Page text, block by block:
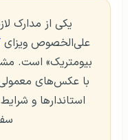
یکی از مدارک
علی‌الخصوص ویزای
بیومتریک» است.
با عکس‌های
استاندارها و